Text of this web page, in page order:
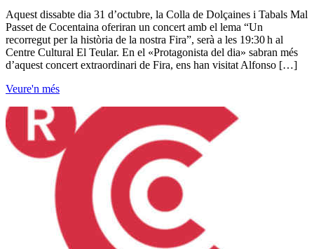
Aquest dissabte dia 31 d’octubre, la Colla de Dolçaines i Tabals Mal
Passet de Cocentaina oferiran un concert amb el lema “Un
recorregut per la història de la nostra Fira”, serà a les 19:30 h al
Centre Cultural El Teular. En el «Protagonista del dia» sabran més
d’aquest concert extraordinari de Fira, ens han visitat Alfonso […]
Veure'n més